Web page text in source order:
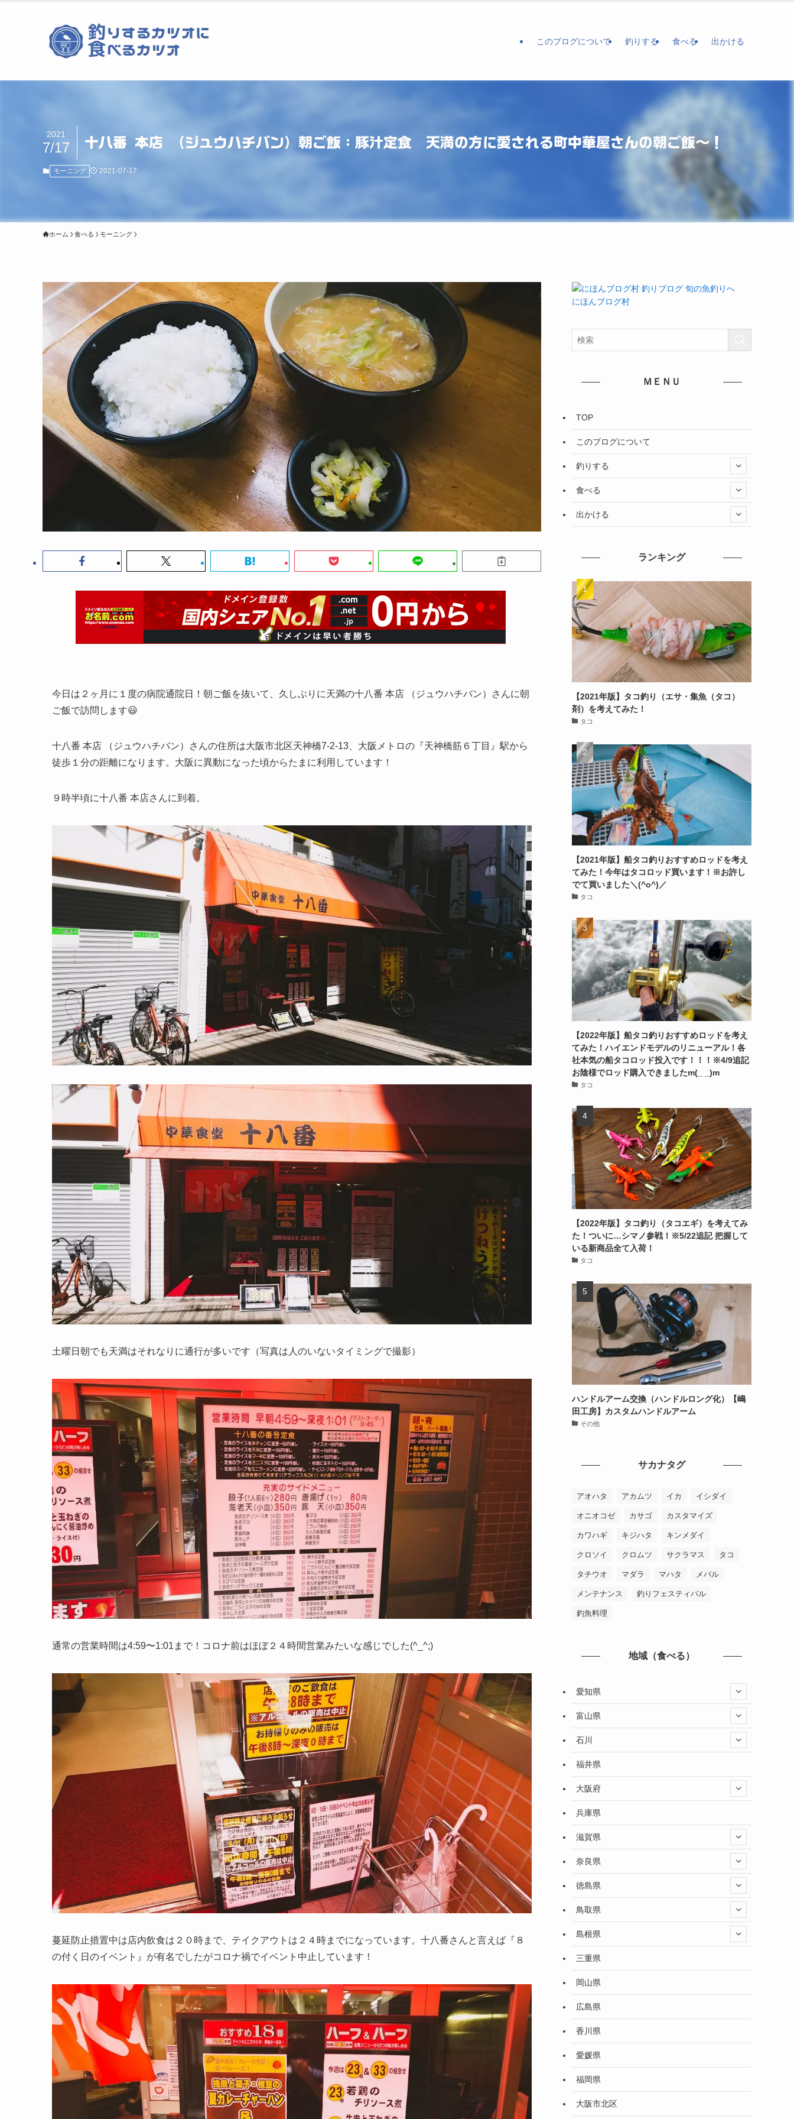
このブログについて 釣りする 食べる 出かける
十八番 本店 （ジュウハチバン）朝ご飯：豚汁定食 天満の方に愛される町中華屋さんの朝ご飯〜！
2021
7/17
モーニング 2021-07-17
ホーム 食べる モーニング
今日は２ヶ月に１度の病院通院日！朝ご飯を抜いて、久しぶりに天満の十八番 本店 （ジュウハチバン）さんに朝
ご飯で訪問します😃
十八番 本店 （ジュウハチバン）さんの住所は大阪市北区天神橋7-2-13、大阪メトロの『天神橋筋６丁目』駅から
徒歩１分の距離になります。大阪に異動になった頃からたまに利用しています！
９時半頃に十八番 本店さんに到着。
土曜日朝でも天満はそれなりに通行が多いです（写真は人のいないタイミングで撮影）
通常の営業時間は4:59〜1:01まで！コロナ前はほぼ２４時間営業みたいな感じでした(^_^;)
蔓延防止措置中は店内飲食は２０時まで、テイクアウトは２４時までになっています。十八番さんと言えば『８
の付く日のイベント』が有名でしたがコロナ禍でイベント中止しています！
にほんブログ村
ＭＥＮＵ
TOP
このブログについて
釣りする
食べる
出かける
ランキング
【2021年版】タコ釣り（エサ・集魚（タコ）
剤）を考えてみた！
タコ
【2021年版】船タコ釣りおすすめロッドを考え
てみた！今年はタコロッド買います！※お許し
でて買いました＼(^o^)／
タコ
【2022年版】船タコ釣りおすすめロッドを考え
てみた！ハイエンドモデルのリニューアル！各
社本気の船タコロッド投入です！！！※4/9追記
お陰様でロッド購入できましたm(_ _)m
タコ
【2022年版】タコ釣り（タコエギ）を考えてみ
た！ついに…シマノ参戦！※5/22追記 把握して
いる新商品全て入荷！
タコ
ハンドルアーム交換（ハンドルロング化）【嶋
田工房】カスタムハンドルアーム
その他
サカナタグ
アオハタ アカムツ イカ イシダイ
オニオコゼ カサゴ カスタマイズ
カワハギ キジハタ キンメダイ
クロソイ クロムツ サクラマス タコ
タチウオ マダラ マハタ メバル
メンテナンス 釣りフェスティバル
釣魚料理
地域（食べる）
愛知県
富山県
石川
福井県
大阪府
兵庫県
滋賀県
奈良県
徳島県
鳥取県
島根県
三重県
岡山県
広島県
香川県
愛媛県
福岡県
大阪市北区